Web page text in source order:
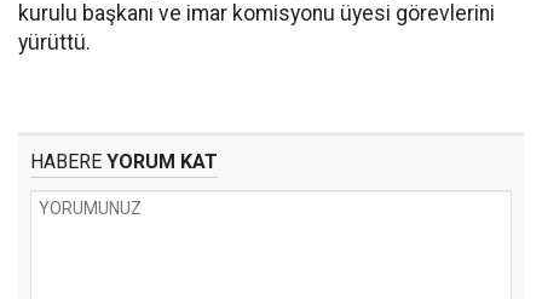
kurulu başkanı ve imar komisyonu üyesi görevlerini
yürüttü.
HABERE YORUM KAT